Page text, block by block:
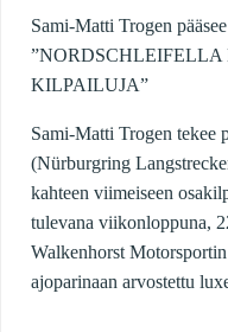
Sami-Matti Trogen
KILPAILUJA”
Sami-Matti Trogen tekee
(Nürburgring
kahteen viimeiseen
tulevana viikonloppuna,
Walkenhorst
ajoparinaan arvostettu